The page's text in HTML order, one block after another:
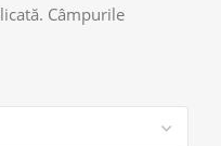
Câmpurile